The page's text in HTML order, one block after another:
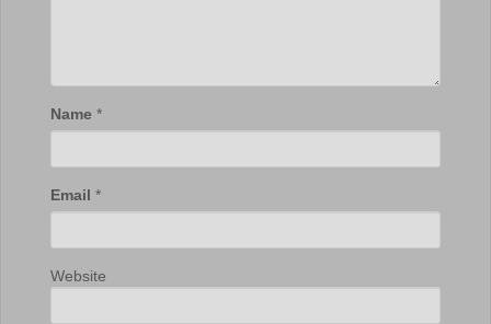
Name *
Email *
Website